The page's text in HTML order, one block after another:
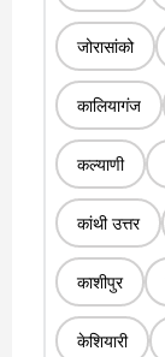
जोरासांको
कालियागंज
कल्याणी
कांथी उत्तर
काशीपुर
केशियारी